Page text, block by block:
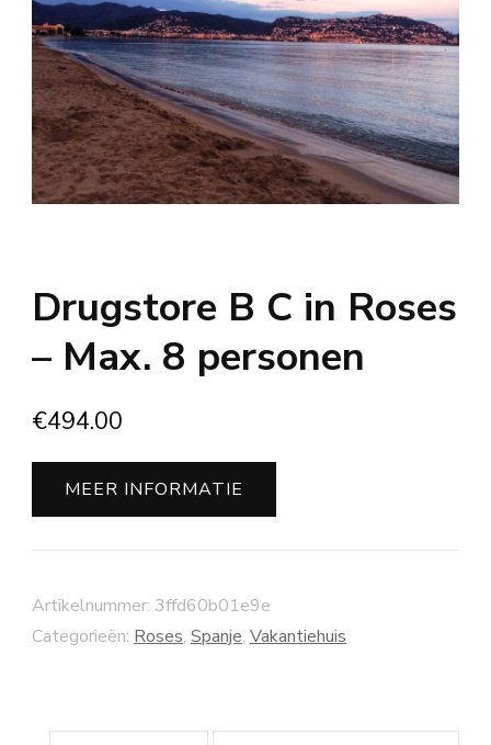
Drugstore B C in Roses
– Max. 8 personen
€494.00
MEER INFORMATIE
Artikelnummer: 3ffd60b01e9e
Categorieën: Roses, Spanje, Vakantiehuis